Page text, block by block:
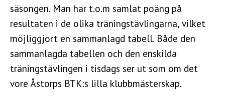
säsongen. Man har t.o.m samlat poäng på
resultaten i de olika träningstävlingarna, vilket
möjliggjort en sammanlagd tabell. Både den
sammanlagda tabellen och den enskilda
träningstävlingen i tisdags ser ut som om det
vore Åstorps BTK:s lilla klubbmästerskap.